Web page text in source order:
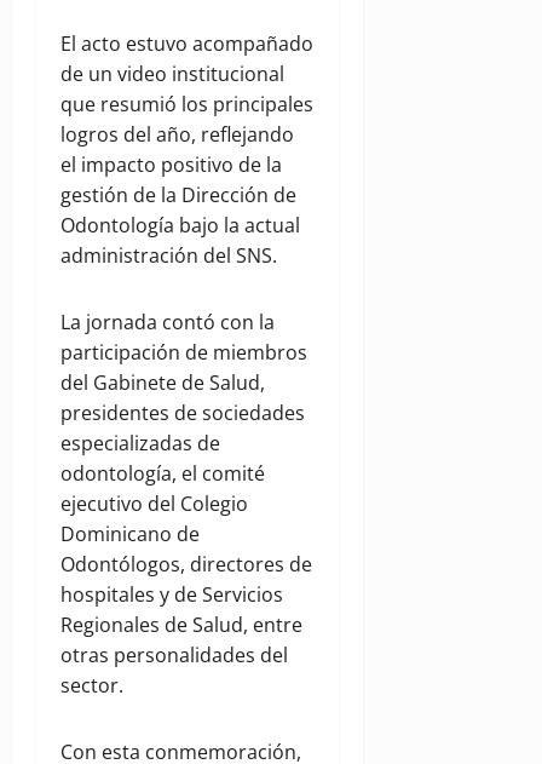
El acto estuvo acompañado
de un video institucional
que resumió los principales
logros del año, reflejando
el impacto positivo de la
gestión de la Dirección de
Odontología bajo la actual
administración del SNS.
La jornada contó con la
participación de miembros
del Gabinete de Salud,
presidentes de sociedades
especializadas de
odontología, el comité
ejecutivo del Colegio
Dominicano de
Odontólogos, directores de
hospitales y de Servicios
Regionales de Salud, entre
otras personalidades del
sector.
Con esta conmemoración,